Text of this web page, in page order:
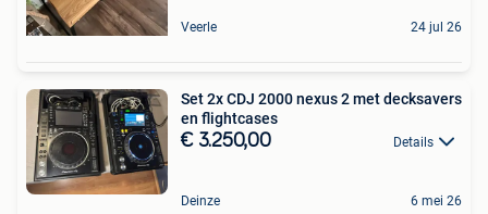
Veerle 24 jul 26
Set 2x CDJ 2000 nexus 2 met decksavers
en flightcases
€ 3.250,00 Details
Deinze 6 mei 26